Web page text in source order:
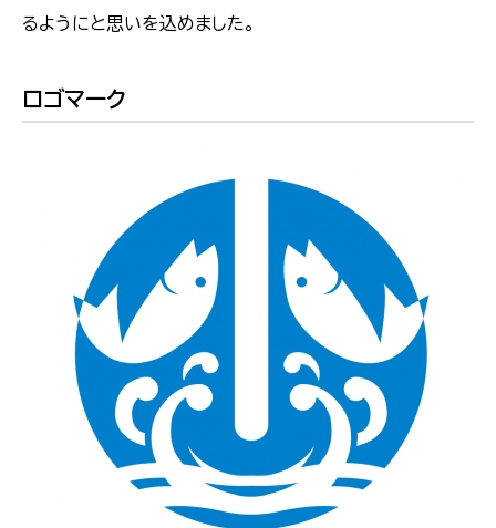
るようにと思いを込めました。
ロゴマーク